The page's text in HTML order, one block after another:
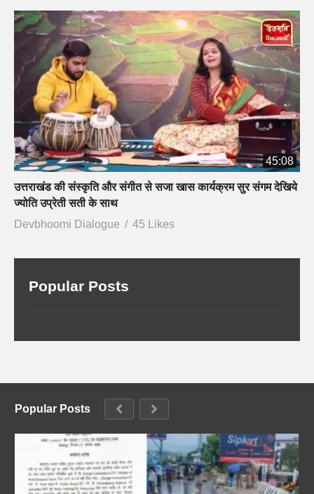
45:08
उत्तराखंड की संस्कृति और संगीत से सजा खास कार्यक्रम सुर संगम देखिये
ज्योति उप्रेती सती के साथ
Devbhoomi Dialogue
45 Likes
Popular Posts
Popular Posts